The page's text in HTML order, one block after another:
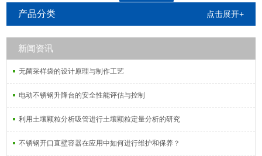
材，应用镜面抛光技术，表面光亮如
生环保。
产品分类 点击展开+
新闻资讯
无菌采样袋的设计原理与制作工艺
电动不锈钢升降台的安全性能评估与控制
利用土壤颗粒分析吸管进行土壤颗粒定量分析的研究
不锈钢开口直壁容器在应用中如何进行维护和保养？